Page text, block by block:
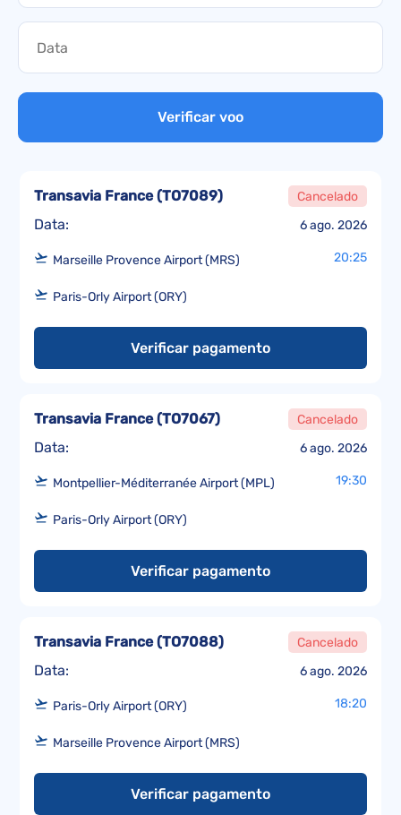
Verificar voo
Data: 6 ago. 2026
Transavia France(TO7089) Cancelado
Marseille Provence Airport (MRS) 20:25
Paris-Orly Airport (ORY)
Verificar pagamento
Data: 6 ago. 2026
Transavia France(TO7067) Cancelado
Montpellier-Méditerranée Airport (MPL) 19:30
Paris-Orly Airport (ORY)
Verificar pagamento
Data: 6 ago. 2026
Transavia France(TO7088) Cancelado
Paris-Orly Airport (ORY) 18:20
Marseille Provence Airport (MRS)
Verificar pagamento